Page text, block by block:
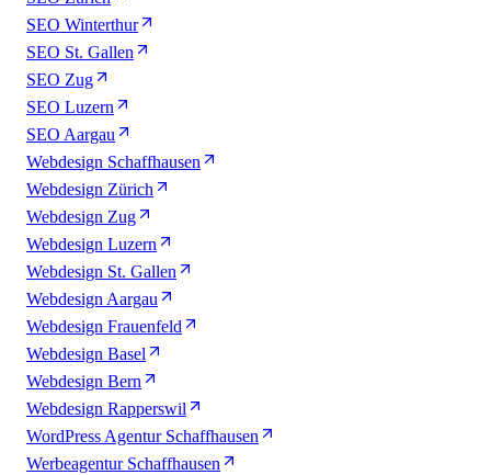
SEO Winterthur
SEO St. Gallen
SEO Zug
SEO Luzern
SEO Aargau
Webdesign Schaffhausen
Webdesign Zürich
Webdesign Zug
Webdesign Luzern
Webdesign St. Gallen
Webdesign Aargau
Webdesign Frauenfeld
Webdesign Basel
Webdesign Bern
Webdesign Rapperswil
WordPress Agentur Schaffhausen
Werbeagentur Schaffhausen